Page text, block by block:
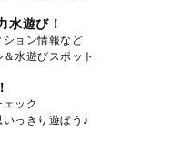
水遊び！
ョン情報など
水遊びスポット
ック
っきり遊ぼう♪